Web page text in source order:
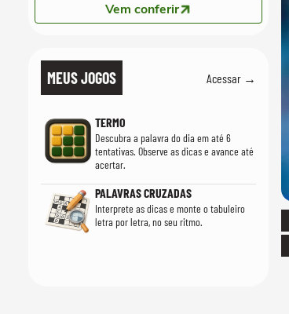
MEUS JOGOS Acessar →
TERMO
Descubra a palavra do dia em até 6
tentativas. Observe as dicas e avance até
acertar.
PALAVRAS CRUZADAS
Interprete as dicas e monte o tabuleiro
letra por letra, no seu ritmo.
Vem conferir